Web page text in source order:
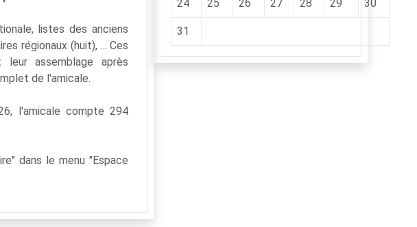
listes des anciens
régionaux (huit), ... Ces
assemblage après
de l'amicale.
l'amicale compte 294
dans le menu "Espace
24 25 26 27 28 29 30
31